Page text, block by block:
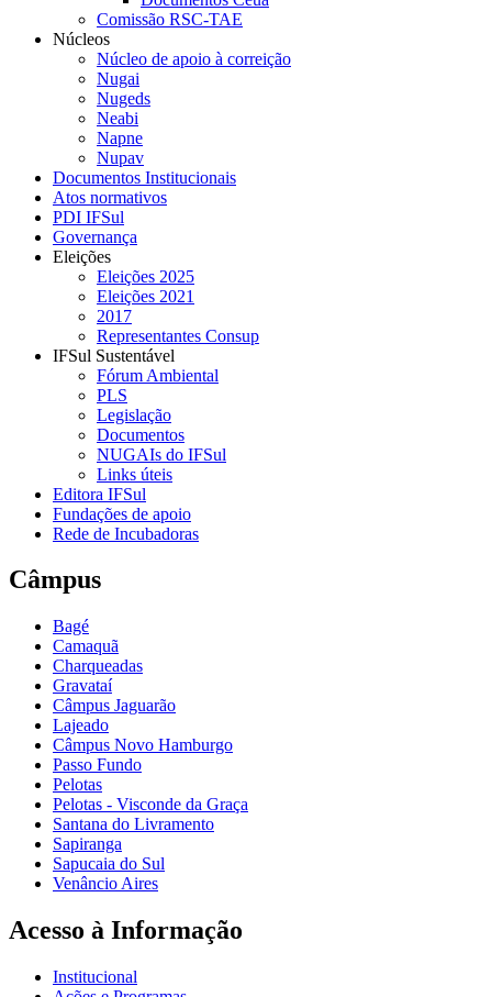
Comissão RSC-TAE
Núcleos
Núcleo de apoio à correição
Nugai
Nugeds
Neabi
Napne
Nupav
Documentos Institucionais
Atos normativos
PDI IFSul
Governança
Eleições
Eleições 2025
Eleições 2021
2017
Representantes Consup
IFSul Sustentável
Fórum Ambiental
PLS
Legislação
Documentos
NUGAIs do IFSul
Links úteis
Editora IFSul
Fundações de apoio
Rede de Incubadoras
Câmpus
Bagé
Camaquã
Charqueadas
Gravataí
Câmpus Jaguarão
Lajeado
Câmpus Novo Hamburgo
Passo Fundo
Pelotas
Pelotas - Visconde da Graça
Santana do Livramento
Sapiranga
Sapucaia do Sul
Venâncio Aires
Acesso à Informação
Institucional